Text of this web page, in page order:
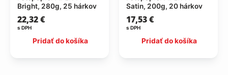
Bright, 280g, 25 hárkov
22,32€
s DPH
Pridať do košíka
Satin, 200g, 20 hárkov
17,53€
s DPH
Pridať do košíka